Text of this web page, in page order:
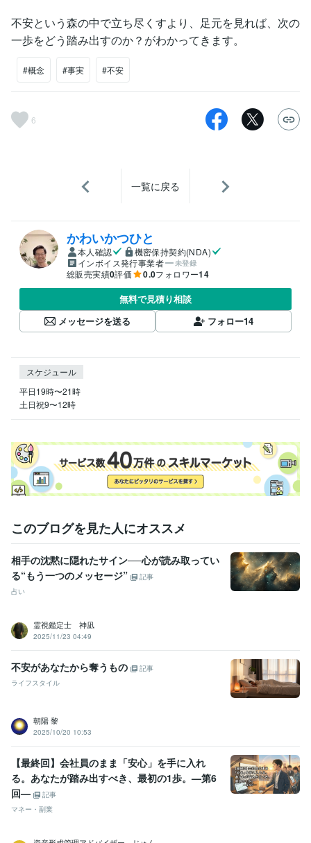
不安という森の中で立ち尽くすより、足元を見れば、次の
一歩をどう踏み出すのか？がわかってきます。
#概念 #事実 #不安
6
一覧に戻る
かわいかつひと
本人確認
機密保持契約(NDA)
インボイス発行事業者
未登録
総販売実績0評価 0.0フォロワー14
無料で見積り相談
メッセージを送る
フォロー14
スケジュール
平日19時〜21時
土日祝9〜12時
このブログを見た人にオススメ
相手の沈黙に隠れたサイン──心が読み取ってい
る“もう一つのメッセージ”
記事
占い
霊視鑑定士 神凪
2025/11/23 04:49
不安があなたから奪うもの
記事
ライフスタイル
朝陽 黎
2025/10/20 10:53
【最終回】会社員のまま「安心」を手に入れ
る。あなたが踏み出すべき、最初の1歩。—第6
回—
記事
マネー・副業